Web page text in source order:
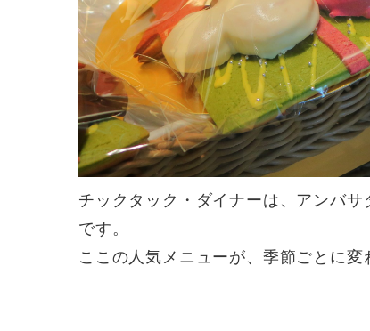
チックタック・ダイナーは、アンバ
です。
ここの人気メニューが、季節ごとに